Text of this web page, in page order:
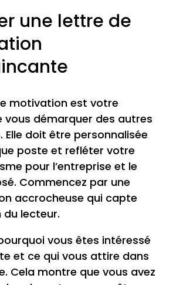
une lettre de
motivation est votre
vous démarquer des autres
Elle doit être personnalisée
poste et refléter votre
pour l’entreprise et le
Commencez par une
accrocheuse qui capte
du lecteur.
vous êtes intéressé
et ce qui vous attire dans
Cela montre que vous avez